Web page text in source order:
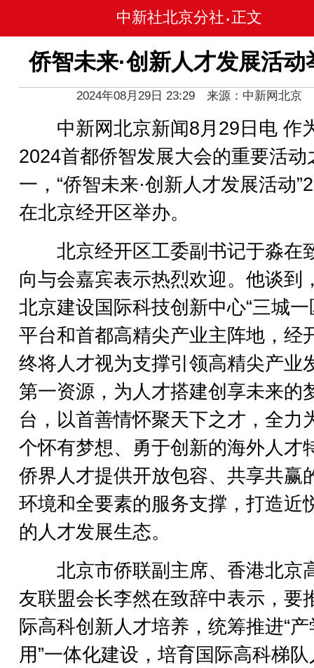
中新社北京分社 • 正文
侨智未来·创新人才发展活动
2024年08月29日 23:29 来源：中新网北京
中新网北京新闻8月29日电 作
2024首都侨智发展大会的重要活动
一，“侨智未来·创新人才发展活动
在北京经开区举办。
北京经开区工委副书记于淼在
向与会嘉宾表示热烈欢迎。他谈到
北京建设国际科技创新中心“三城一
平台和首都高精尖产业主阵地，经
终将人才视为支撑引领高精尖产业
第一资源，为人才搭建创享未来的
台，以首善情怀聚天下之才，全力
个怀有梦想、勇于创新的海外人才
侨界人才提供开放包容、共享共赢
环境和全要素的服务支撑，打造近
的人才发展生态。
北京市侨联副主席、香港北京
友联盟会长李然在致辞中表示，要
际高科创新人才培养，统筹推进“
用”一体化建设，培育国际高科梯